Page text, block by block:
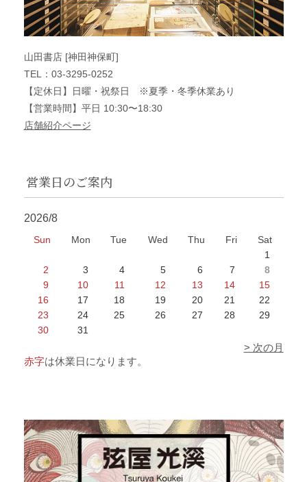
山田書店 [神田神保町]
TEL：03-3295-0252
【定休日】日曜・祝祭日 ※夏季・冬季休業あり
【営業時間】平日 10:30〜18:30
店舗紹介ページ
営業日のご案内
2026/8
Sun Mon Tue Wed Thu Fri
Sat
1
2
3 4 5 6 7
8
9
10 11 12 13 14
15
16
17 18 19 20 21
22
23
24 25 26 27 28
29
30
31
> 次の月
赤字は休業日になります。